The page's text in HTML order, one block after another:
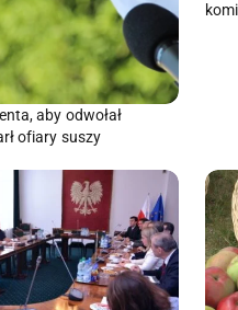
aby odwołał
ofiary suszy